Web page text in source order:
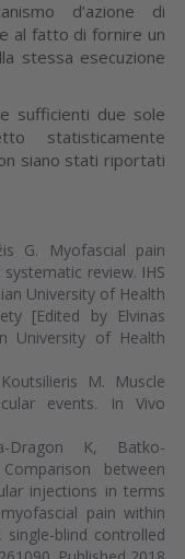
d’azione di
al fatto di fornire un
stessa esecuzione
sufficienti due sole
statisticamente
siano stati riportati
G. Myofascial pain
review. IHS
University of Health
[Edited by Elvinas
University of Health
M. Muscle
events. In Vivo
Dragon K, Batko-
between
injections in terms
pain within
blind controlled